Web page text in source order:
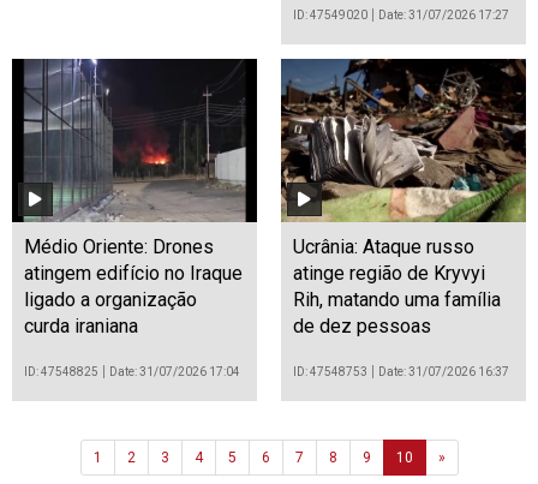
ID: 47549020 Date: 31/07/2026 17:27
Médio Oriente: Drones
atingem edifício no Iraque
ligado a organização
curda iraniana
ID: 47548825 Date: 31/07/2026 17:04
Ucrânia: Ataque russo
atinge região de Kryvyi
Rih, matando uma família
de dez pessoas
ID: 47548753 Date: 31/07/2026 16:37
1 2 3 4 5 6 7 8 9 10 »Next